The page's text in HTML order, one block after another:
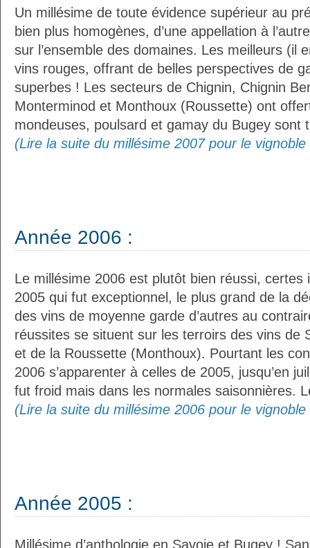
Un millésime de toute évidence supérieur au
bien plus homogènes, d’une appellation à
sur l’ensemble des domaines. Les meilleurs (il
vins rouges, offrant de belles perspectives de
superbes ! Les secteurs de Chignin, Chignin
Monterminod et Monthoux (Roussette) ont
mondeuses, poulsard et gamay du Bugey sont
(Lire la suite du millésime 2007 pour le
Année 2006 :
Le millésime 2006 est plutôt bien réussi, certes
2005 qui fut exceptionnel, le plus grand de la
des vins de moyenne garde d’autres au
réussites se situent sur les terroirs des vins de
et de la Roussette (Monthoux). Pourtant les
2006 s’apparenter à celles de 2005, jusqu’en
fut froid mais dans les normales saisonnières.
(Lire la suite du millésime 2006 pour le
Année 2005 :
Millésime d’anthologie en Savoie et Bugey !